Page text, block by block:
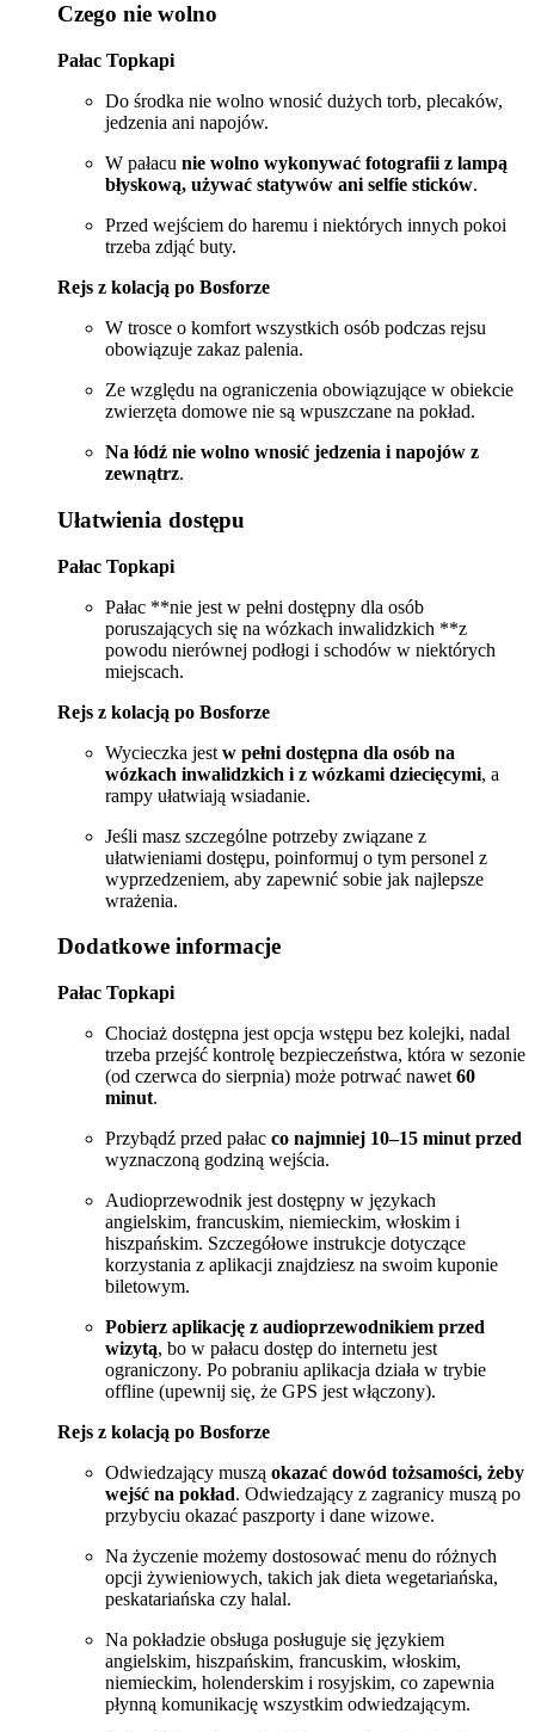
Czego nie wolno
Pałac Topkapi
Do środka nie wolno wnosić dużych torb, plecaków,
jedzenia ani napojów.
W pałacu nie wolno wykonywać fotografii z lampą
błyskową, używać statywów ani selfie sticków.
Przed wejściem do haremu i niektórych innych pokoi
trzeba zdjąć buty.
Rejs z kolacją po Bosforze
W trosce o komfort wszystkich osób podczas rejsu
obowiązuje zakaz palenia.
Ze względu na ograniczenia obowiązujące w obiekcie
zwierzęta domowe nie są wpuszczane na pokład.
Na łódź nie wolno wnosić jedzenia i napojów z
zewnątrz.
Ułatwienia dostępu
Pałac Topkapi
Pałac **nie jest w pełni dostępny dla osób
poruszających się na wózkach inwalidzkich **z
powodu nierównej podłogi i schodów w niektórych
miejscach.
Rejs z kolacją po Bosforze
Wycieczka jest w pełni dostępna dla osób na
wózkach inwalidzkich i z wózkami dziecięcymi, a
rampy ułatwiają wsiadanie.
Jeśli masz szczególne potrzeby związane z
ułatwieniami dostępu, poinformuj o tym personel z
wyprzedzeniem, aby zapewnić sobie jak najlepsze
wrażenia.
Dodatkowe informacje
Pałac Topkapi
Chociaż dostępna jest opcja wstępu bez kolejki, nadal
trzeba przejść kontrolę bezpieczeństwa, która w sezonie
(od czerwca do sierpnia) może potrwać nawet 60
minut.
Przybądź przed pałac co najmniej 10–15 minut przed
wyznaczoną godziną wejścia.
Audioprzewodnik jest dostępny w językach
angielskim, francuskim, niemieckim, włoskim i
hiszpańskim. Szczegółowe instrukcje dotyczące
korzystania z aplikacji znajdziesz na swoim kuponie
biletowym.
Pobierz aplikację z audioprzewodnikiem przed
wizytą, bo w pałacu dostęp do internetu jest
ograniczony. Po pobraniu aplikacja działa w trybie
offline (upewnij się, że GPS jest włączony).
Rejs z kolacją po Bosforze
Odwiedzający muszą okazać dowód tożsamości, żeby
wejść na pokład. Odwiedzający z zagranicy muszą po
przybyciu okazać paszporty i dane wizowe.
Na życzenie możemy dostosować menu do różnych
opcji żywieniowych, takich jak dieta wegetariańska,
peskatariańska czy halal.
Na pokładzie obsługa posługuje się językiem
angielskim, hiszpańskim, francuskim, włoskim,
niemieckim, holenderskim i rosyjskim, co zapewnia
płynną komunikację wszystkim odwiedzającym.